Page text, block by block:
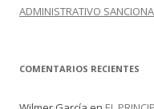
ADMINISTRATIVO
COMENTARIOS RECIENTES